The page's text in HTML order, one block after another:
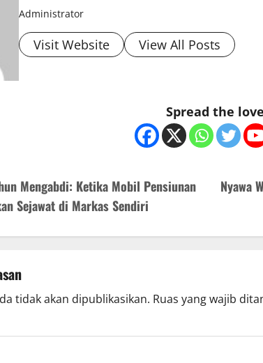
Administrator
Visit Website View All Posts
Spread the love
Mengabdi: Ketika Mobil Pensiunan
Sejawat di Markas Sendiri
Nyawa
tidak akan dipublikasikan. Ruas yang wajib